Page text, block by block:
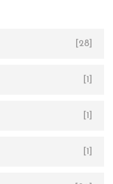
[28]
[1]
[1]
[1]